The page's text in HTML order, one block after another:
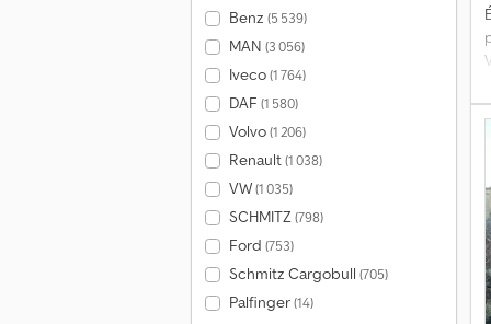
Benz (5 539)
MAN (3 056)
Iveco(1 764)
DAF (1 580)
Volvo(1 206)
Renault(1 038)
VW(1 035)
SCHMITZ(798)
Ford (753)
Schmitz Cargobull (705)
Palfinger(14)